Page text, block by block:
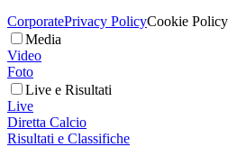
CorporatePrivacy PolicyCookie Policy
Media
Video
Foto
Live e Risultati
Live
Diretta Calcio
Risultati e Classifiche